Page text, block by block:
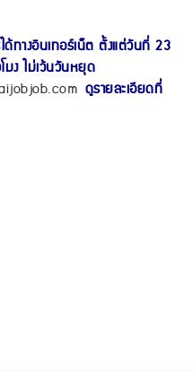
ทางอินเทอร์เน็ต ตั้งแต่วันที่ 23
ง ไม่เว้นวันหยุด
ดูรายละเอียดที่